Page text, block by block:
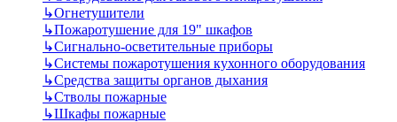
↳Огнетушители
↳Пожаротушение для 19" шкафов
↳Сигнально-осветительные приборы
↳Системы пожаротушения кухонного оборудования
↳Средства защиты органов дыхания
↳Стволы пожарные
↳Шкафы пожарные